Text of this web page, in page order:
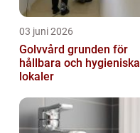
03 juni 2026
Golvvård grunden för
hållbara och hygieniska
lokaler